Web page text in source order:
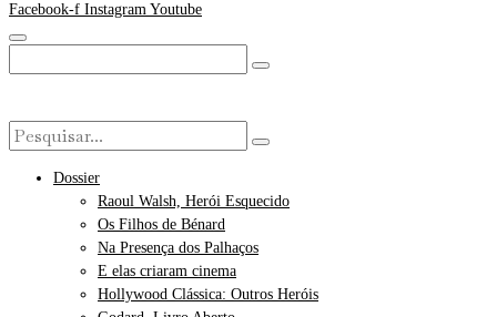
Facebook-f Instagram Youtube
Dossier
Raoul Walsh, Herói Esquecido
Os Filhos de Bénard
Na Presença dos Palhaços
E elas criaram cinema
Hollywood Clássica: Outros Heróis